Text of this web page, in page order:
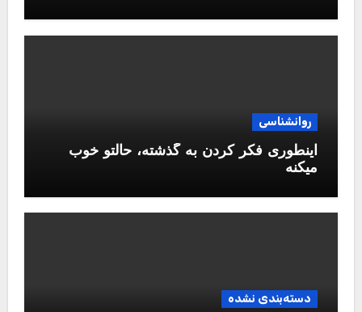
روانشناسی
اینطوری فکر کردن به گذشته، حالتو خوب
میکنه
دسته‌بندی نشده